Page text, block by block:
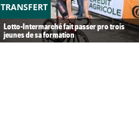
TRANSFERT
Lotto-Intermarché fait passer pro trois
jeunes de sa formation